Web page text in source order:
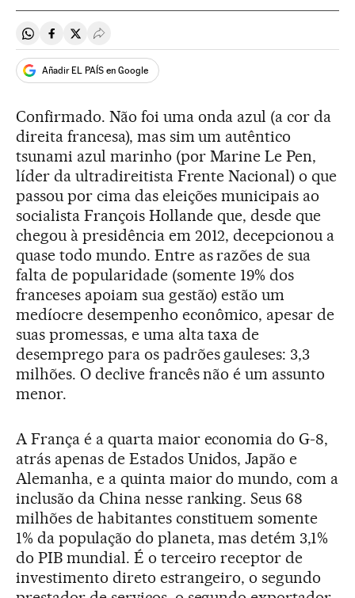
Compartir en Whatsapp
Compartir en Facebook
Compartir en Twitter
Desplegar Redes Sociales
Añadir EL PAÍS en Google
Confirmado. Não foi uma onda azul (a cor da
direita francesa), mas sim um autêntico
tsunami azul marinho (por Marine Le Pen,
líder da ultradireitista Frente Nacional) o que
passou por cima das eleições municipais ao
socialista François Hollande que, desde que
chegou à presidência em 2012, decepcionou a
quase todo mundo. Entre as razões de sua
falta de popularidade (somente 19% dos
franceses apoiam sua gestão) estão um
medíocre desempenho econômico, apesar de
suas promessas, e uma alta taxa de
desemprego para os padrões gauleses: 3,3
milhões. O declive francês não é um assunto
menor.
A França é a quarta maior economia do G-8,
atrás apenas de Estados Unidos, Japão e
Alemanha, e a quinta maior do mundo, com a
inclusão da China nesse ranking. Seus 68
milhões de habitantes constituem somente
1% da população do planeta, mas detém 3,1%
do PIB mundial. É o terceiro receptor de
investimento direto estrangeiro, o segundo